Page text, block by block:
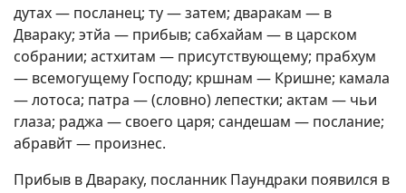
дутах — посланец; ту — затем; дваракам — в
Двараку; этйа — прибыв; сабхайам — в царском
собрании; астхитам — присутствующему; прабхум
— всемогущему Господу; кршнам — Кришне; камала
— лотоса; патра — (словно) лепестки; актам — чьи
глаза; раджа — своего царя; сандешам — послание;
абравйт — произнес.
Прибыв в Двараку, посланник Паундраки появился в